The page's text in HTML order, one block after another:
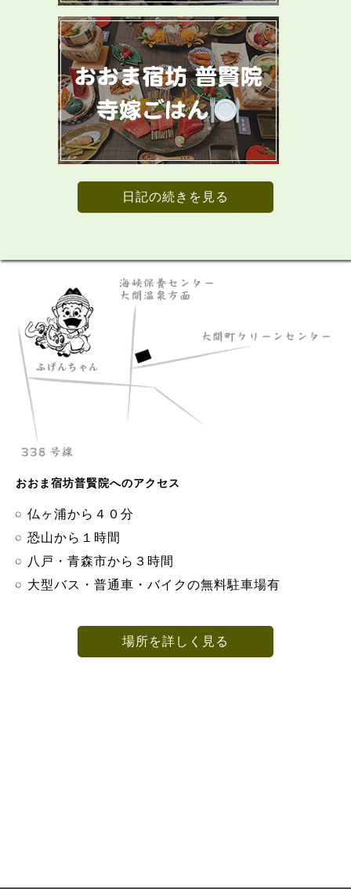
日記の続きを見る
おおま宿坊普賢院へのアクセス
仏ヶ浦から４０分
恐山から１時間
八戸・青森市から３時間
大型バス・普通車・バイクの無料駐車場有
場所を詳しく見る